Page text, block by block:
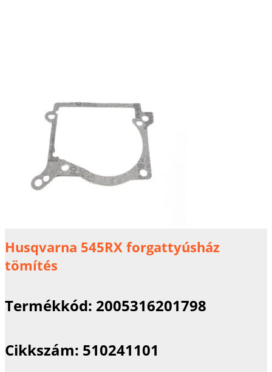
Husqvarna 545RX forgattyúsház
tömítés
Termékkód: 2005316201798
Cikkszám: 510241101